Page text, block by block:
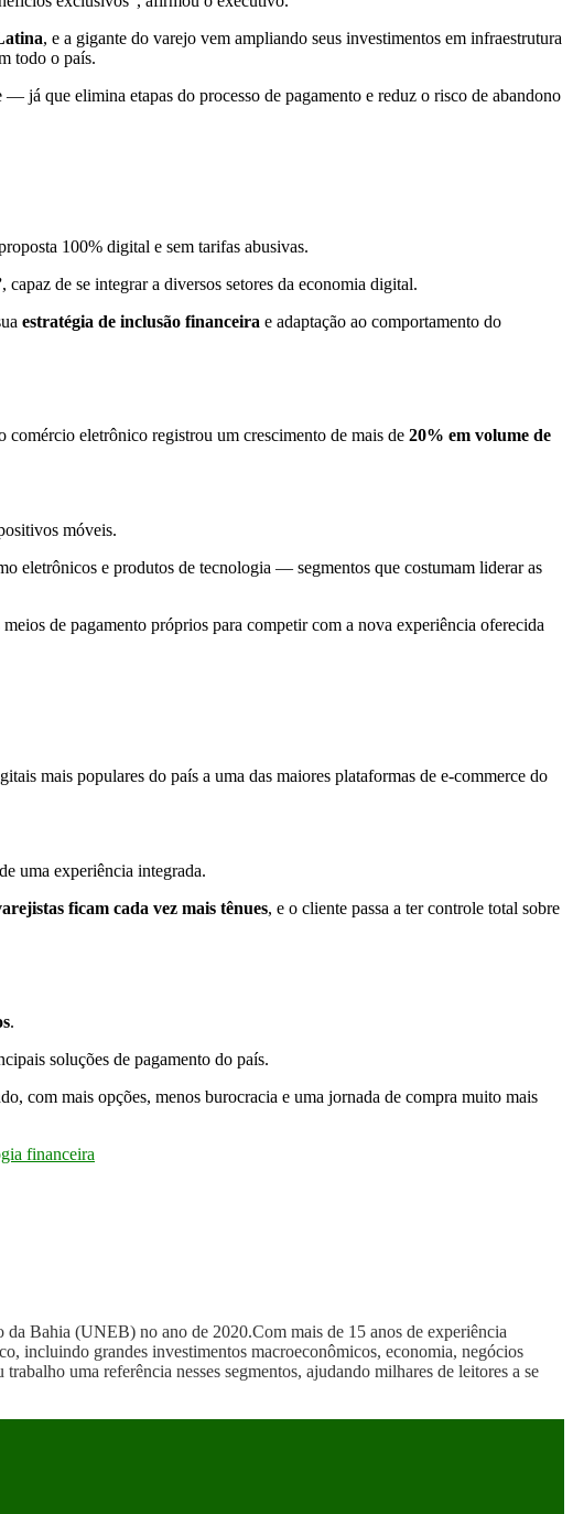
, e a gigante do varejo vem ampliando seus investimentos em infraestrutura
todo o país.
já que elimina etapas do processo de pagamento e reduz o risco de abandono
100% digital e sem tarifas abusivas.
, capaz de se integrar a diversos setores da economia digital.
estratégia de inclusão financeira e adaptação ao comportamento do
eletrônico registrou um crescimento de mais de 20% em volume de
móveis.
eletrônicos e produtos de tecnologia — segmentos que costumam liderar as
de pagamento próprios para competir com a nova experiência oferecida
mais populares do país a uma das maiores plataformas de e-commerce do
uma experiência integrada.
ficam cada vez mais tênues, e o cliente passa a ter controle total sobre
.
soluções de pagamento do país.
com mais opções, menos burocracia e uma jornada de compra muito mais
financeira
Bahia (UNEB) no ano de 2020.Com mais de 15 anos de experiência
incluindo grandes investimentos macroeconômicos, economia, negócios
uma referência nesses segmentos, ajudando milhares de leitores a se